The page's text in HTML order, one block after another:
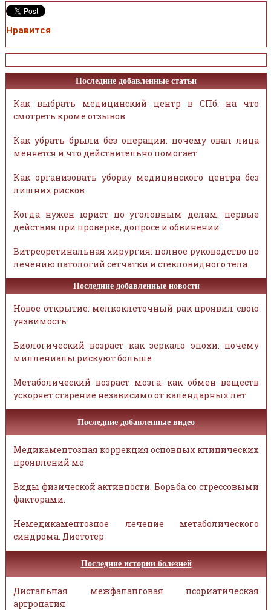
Нравится
Последние добавленные статьи
Как выбрать медицинский центр в СПб: на что
смотреть кроме отзывов
Как убрать брыли без операции: почему овал лица
меняется и что действительно помогает
Как организовать уборку медицинского центра без
лишних рисков
Когда нужен юрист по уголовным делам: первые
действия при проверке, допросе и обвинении
Витреоретинальная хирургия: полное руководство по
лечению патологий сетчатки и стекловидного тела
Последние добавленные новости
Новое открытие: мелкоклеточный рак проявил свою
уязвимость
Биологический возраст как зеркало эпохи: почему
миллениалы рискуют больше
Метаболический возраст мозга: как обмен веществ
ускоряет старение независимо от календарных лет
Последние добавленные видео
Медикаментозная коррекция основных клинических
проявлений ме
Виды физической активности. Борьба со стрессовыми
факторами.
Немедикаментозное лечение метаболического
синдрома. Диетотер
Последние истории болезней
Дистальная межфаланговая псориатическая
артропатия